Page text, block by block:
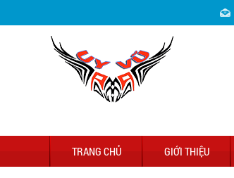
TRANG CHỦ GIỚI THIỆU